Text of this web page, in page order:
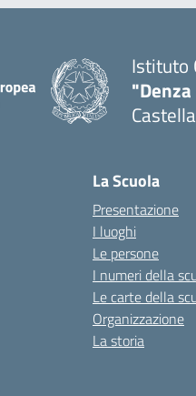
Istituto
La Scuola
Presentazione
I luoghi
Le persone
I numeri della
Le carte della
Organizzazione
La storia